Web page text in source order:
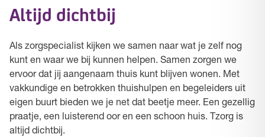
Altijd dichtbij
Als zorgspecialist kijken we samen naar wat je zelf nog
kunt en waar we bij kunnen helpen. Samen zorgen we
ervoor dat jij aangenaam thuis kunt blijven wonen. Met
vakkundige en betrokken thuishulpen en begeleiders uit
eigen buurt bieden we je net dat beetje meer. Een gezellig
praatje, een luisterend oor en een schoon huis. Tzorg is
altijd dichtbij.